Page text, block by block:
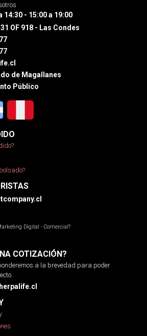
14:30 - 15:00 a 19:00
OF 918 - Las Condes
de Magallanes
Público
Digital - Comercial?
COTIZACIÓN?
a la brevedad para poder